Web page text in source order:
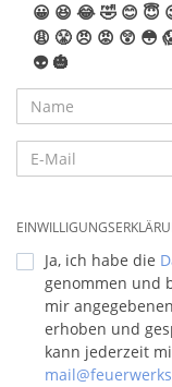
😀 😆 😂🤣 😊 😇
😩 😤 😠 😡 😲 😳
👽 🎃
Ja, ich habe die
genommen und
mir
erhoben und
kann jederzeit